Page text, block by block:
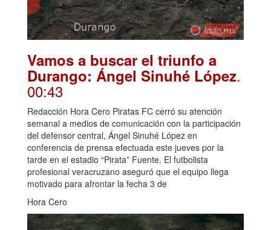
Vamos a buscar el triunfo a
Durango: Ángel Sinuhé López.
00:43
Redacción Hora Cero Piratas FC cerró su atención
semanal a medios de comunicación con la participación
del defensor central, Ángel Sinuhé López en
conferencia de prensa efectuada este jueves por la
tarde en el estadio “Pirata” Fuente. El futbolista
profesional veracruzano aseguró que el equipo llega
motivado para afrontar la fecha 3 de
Hora Cero